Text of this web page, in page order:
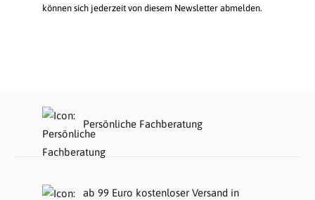
können sich jederzeit von diesem Newsletter abmelden.
Persönliche Fachberatung
ab 99 Euro kostenloser Versand in